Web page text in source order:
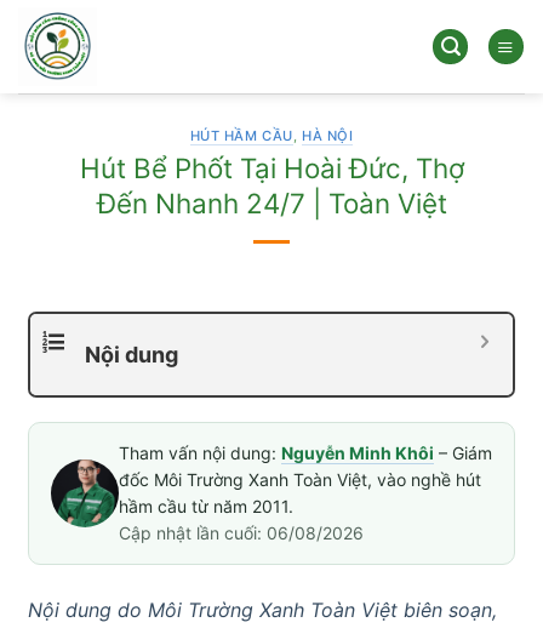
qua
dung
HÚT HẦM CẦU, HÀ NỘI
Hút Bể Phốt Tại Hoài Đức, Thợ
Đến Nhanh 24/7 | Toàn Việt
Nội dung
Tham vấn nội dung: Nguyễn Minh Khôi – Giám
đốc Môi Trường Xanh Toàn Việt, vào nghề hút
hầm cầu từ năm 2011.
Cập nhật lần cuối: 06/08/2026
Nội dung do Môi Trường Xanh Toàn Việt biên soạn,